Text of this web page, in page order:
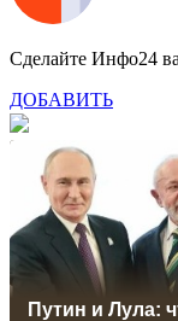
Сделайте Инфо24
ДОБАВИТЬ
Путин и Лула: